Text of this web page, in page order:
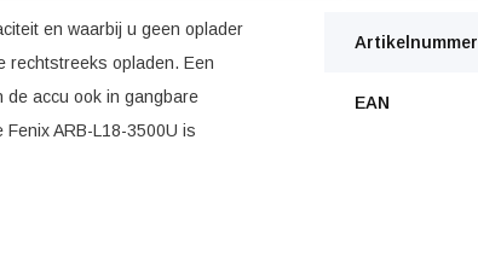
en waarbij u geen oplader
rechtstreeks opladen. Een
de accu ook in gangbare
ARB-L18-3500U is
Artikelnummer
EAN